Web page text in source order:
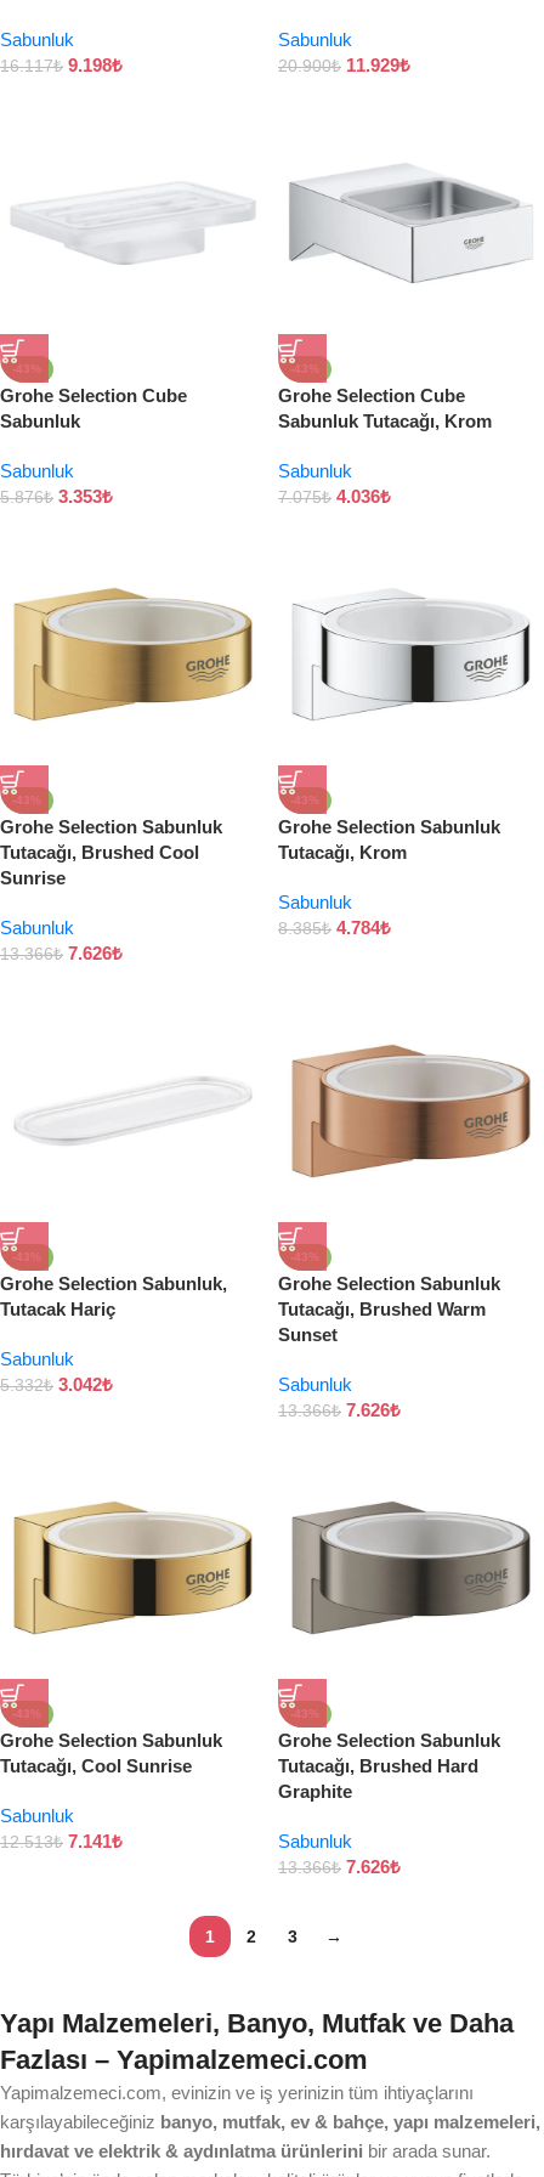
Sabunluk
16.117₺ 9.198₺
Sabunluk
20.900₺ 11.929₺
-43%
Grohe Selection Cube
Sabunluk
Sabunluk
5.876₺ 3.353₺
-43%
Grohe Selection Cube
Sabunluk Tutacağı, Krom
Sabunluk
7.075₺ 4.036₺
-43%
Grohe Selection Sabunluk
Tutacağı, Brushed Cool
Sunrise
Sabunluk
13.366₺ 7.626₺
-43%
Grohe Selection Sabunluk
Tutacağı, Krom
Sabunluk
8.385₺ 4.784₺
-43%
Grohe Selection Sabunluk,
Tutacak Hariç
Sabunluk
5.332₺ 3.042₺
-43%
Grohe Selection Sabunluk
Tutacağı, Brushed Warm
Sunset
Sabunluk
13.366₺ 7.626₺
-43%
Grohe Selection Sabunluk
Tutacağı, Cool Sunrise
Sabunluk
12.513₺ 7.141₺
-43%
Grohe Selection Sabunluk
Tutacağı, Brushed Hard
Graphite
Sabunluk
13.366₺ 7.626₺
1 2 3 →
Yapı Malzemeleri, Banyo, Mutfak ve Daha
Fazlası – Yapimalzemeci.com
Yapimalzemeci.com, evinizin ve iş yerinizin tüm ihtiyaçlarını
karşılayabileceğiniz banyo, mutfak, ev & bahçe, yapı malzemeleri,
hırdavat ve elektrik & aydınlatma ürünlerini bir arada sunar.